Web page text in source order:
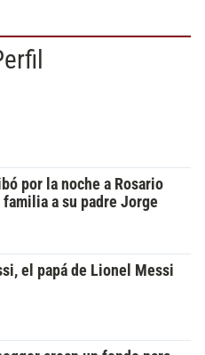
por la noche a Rosario
a su padre Jorge
el papá de Lionel Messi